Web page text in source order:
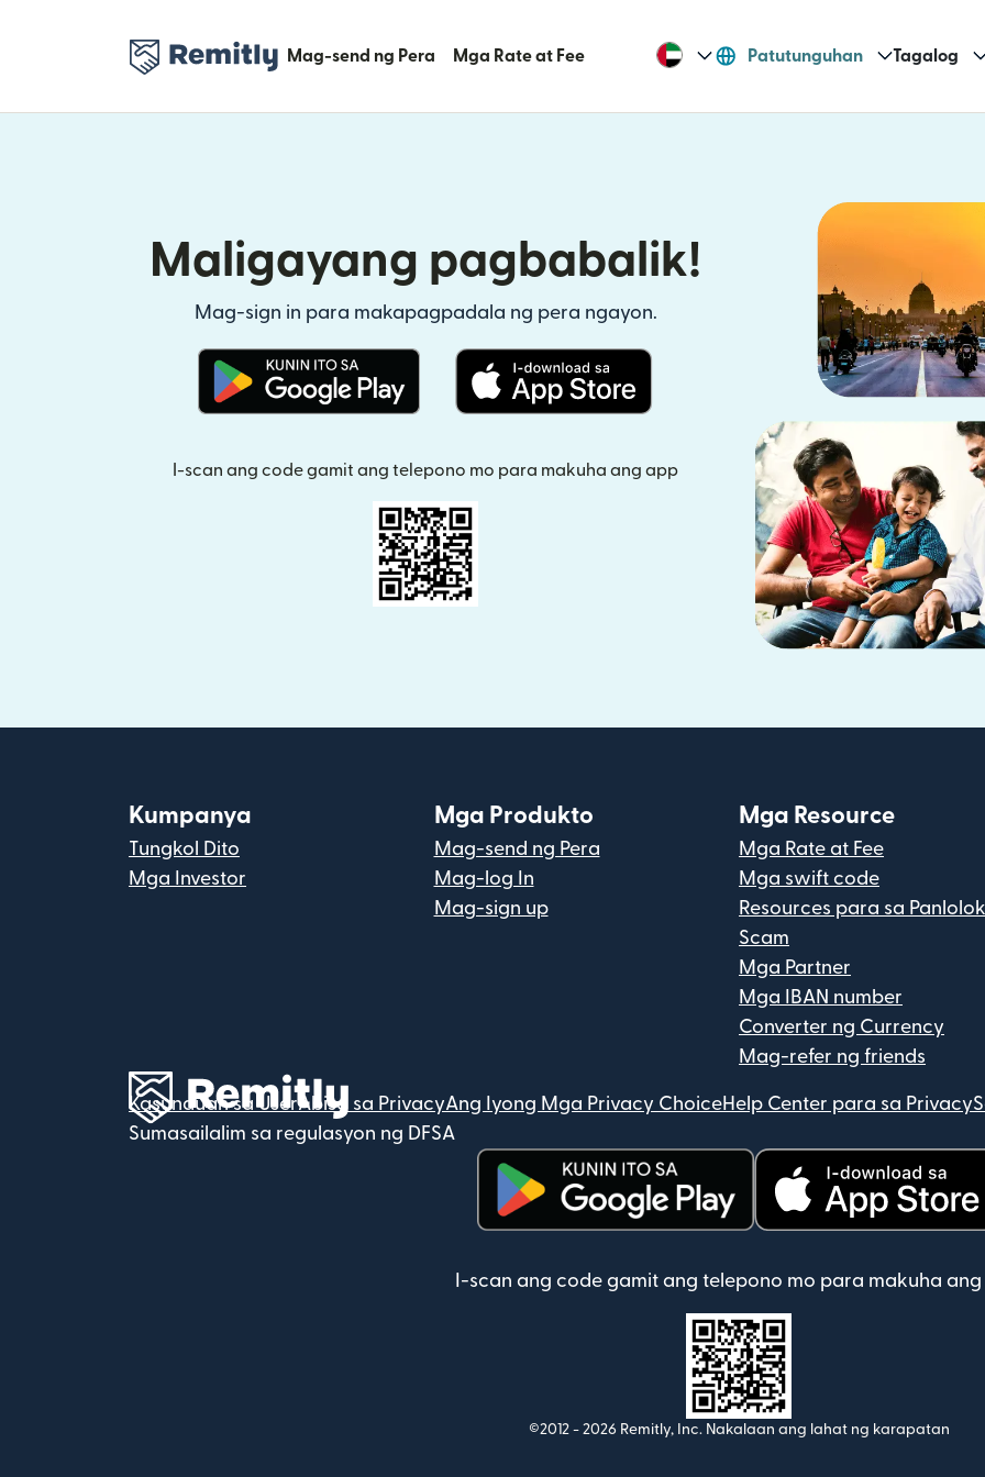
Mag-send ng Pera Mga Rate at Fee Patutunguhan Tagalog
Maligayang pagbabalik!
Mag-sign in para makapagpadala ng pera ngayon.
(bubukas sa bagong window)
I-scan ang code gamit ang telepono mo para makuha ang app
Kumpanya
Tungkol Dito
Mga Investor
Mga Produkto
Mag-send ng Pera
Mag-log In
Mag-sign up
Mga Resource
Mga Rate at Fee
Mga swift code
Resources para sa
Scam
Mga Partner
Mga IBAN number
Converter ng Currency
Mag-refer ng friends
Kasunduan sa UserAbiso sa PrivacyAng Iyong Mga Privacy ChoiceHelp Center para sa Privacy
Sumasailalim sa regulasyon ng DFSA
I-scan ang code gamit ang telepono mo para makuha
©2012 - 2026 Remitly, Inc. Nakalaan ang lahat ng karapatan